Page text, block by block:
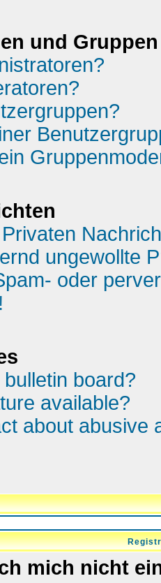
und Gruppen
ungewollte
oder
board?
available?
about abusive
mich nicht